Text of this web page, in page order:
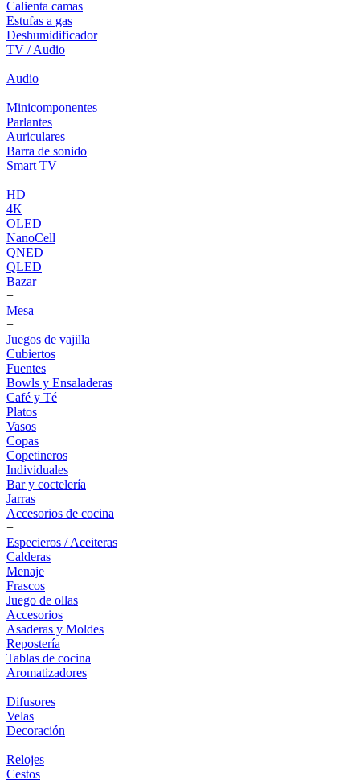
Calienta camas
Estufas a gas
Deshumidificador
TV / Audio
+
Audio
+
Minicomponentes
Parlantes
Auriculares
Barra de sonido
Smart TV
+
HD
4K
OLED
NanoCell
QNED
QLED
Bazar
+
Mesa
+
Juegos de vajilla
Cubiertos
Fuentes
Bowls y Ensaladeras
Café y Té
Platos
Vasos
Copas
Copetineros
Individuales
Bar y coctelería
Jarras
Accesorios de cocina
+
Especieros / Aceiteras
Calderas
Menaje
Frascos
Juego de ollas
Accesorios
Asaderas y Moldes
Repostería
Tablas de cocina
Aromatizadores
+
Difusores
Velas
Decoración
+
Relojes
Cestos